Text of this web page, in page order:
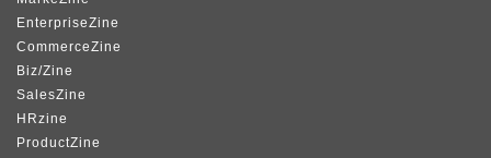
EnterpriseZine
CommerceZine
Biz/Zine
SalesZine
HRzine
ProductZine